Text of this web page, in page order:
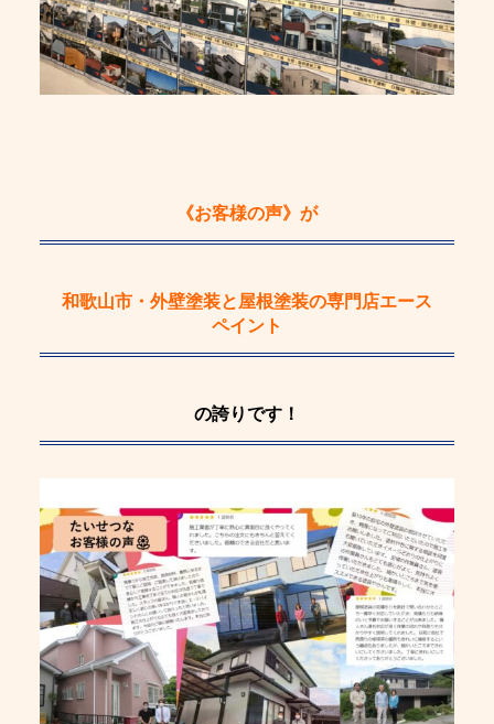
《お客様の声》 が
和歌山市・外壁塗装と屋根塗装の専門店エース
ペイント
の誇りです！